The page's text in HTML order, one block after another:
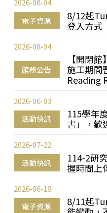
電子資源
8/12起
登入方式
2026-08-04
館務公告
【開閉
施工期間
Reading
2026-08-04
活動快訊
115學年
書」，歡
2026-06-03
活動快訊
114-2研
握時間上
2026-07-22
電子資源
8/11起
2026-06-18